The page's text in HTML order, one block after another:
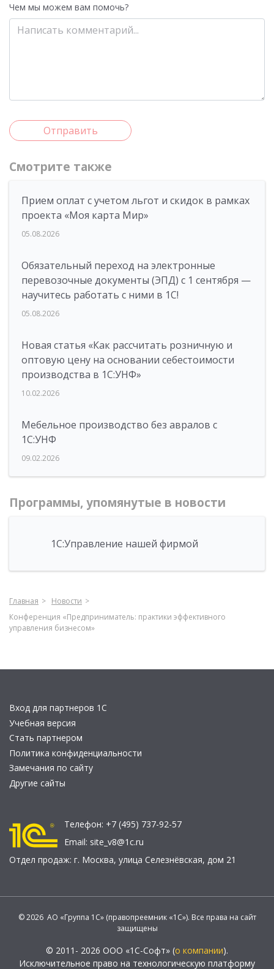
Чем мы можем вам помочь?
Отправить
Смотрите также
Прием оплат с учетом льгот и скидок в рамках
проекта «Моя карта Мир»
05.08.2026
Обязательный переход на электронные
перевозочные документы (ЭПД) с 1 сентября —
научитесь работать с ними в 1С!
05.08.2026
Новая статья «Как рассчитать розничную и
оптовую цену на основании себестоимости
производства в 1С:УНФ»
10.02.2026
Мебельное производство без авралов с
1С:УНФ
09.02.2026
Программы, упомянутые в новости
1С:Управление нашей фирмой
Главная
Новости
Конференция «Предприниматель: практики эффективного
управления бизнесом»
Вход для партнеров 1С
Учебная версия
Стать партнером
Политика конфиденциальности
Замечания по сайту
Другие сайты
Телефон: +7 (495) 737-92-57
Email: site_v8@1c.ru
Отдел продаж: г. Москва, улица Селезнёвская, дом 21
© 2026 АО «Группа 1С» (правопреемник «1С»). Все права на сайт
защищены
© 2011- 2026 ООО «1С-Софт» (о компании).
Исключительное право на технологическую платформу